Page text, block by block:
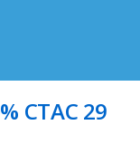
CTAC 29